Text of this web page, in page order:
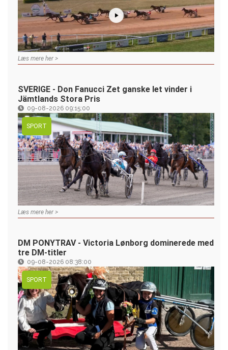
Læs mere her >
SVERIGE - Don Fanucci Zet ganske let vinder i
Jämtlands Stora Pris
09-08-2026 09:15:00
SPORT
Læs mere her >
DM PONYTRAV - Victoria Lønborg dominerede med
tre DM-titler
09-08-2026 08:38:00
SPORT